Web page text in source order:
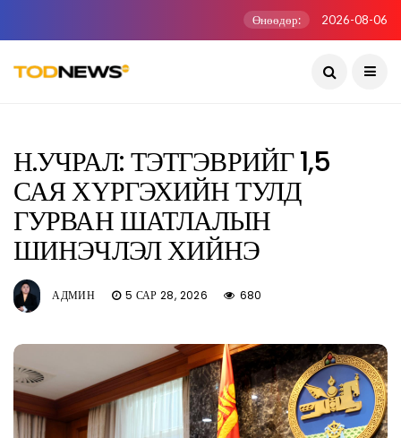
Өнөөдөр: 2026-08-06
Н.УЧРАЛ: ТЭТГЭВРИЙГ 1,5
САЯ ХҮРГЭХИЙН ТУЛД
ГУРВАН ШАТЛАЛЫН
ШИНЭЧЛЭЛ ХИЙНЭ
АДМИН 5 САР 28, 2026 680